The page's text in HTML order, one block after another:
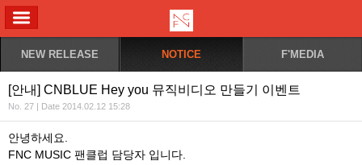
NEW RELEASE NOTICE F'MEDIA
[안내] CNBLUE Hey you 뮤직비디오 만들기 이벤트
No. 27 | Date 2014.02.12 15:28
안녕하세요.
FNC MUSIC 팬클럽 담당자 입니다.